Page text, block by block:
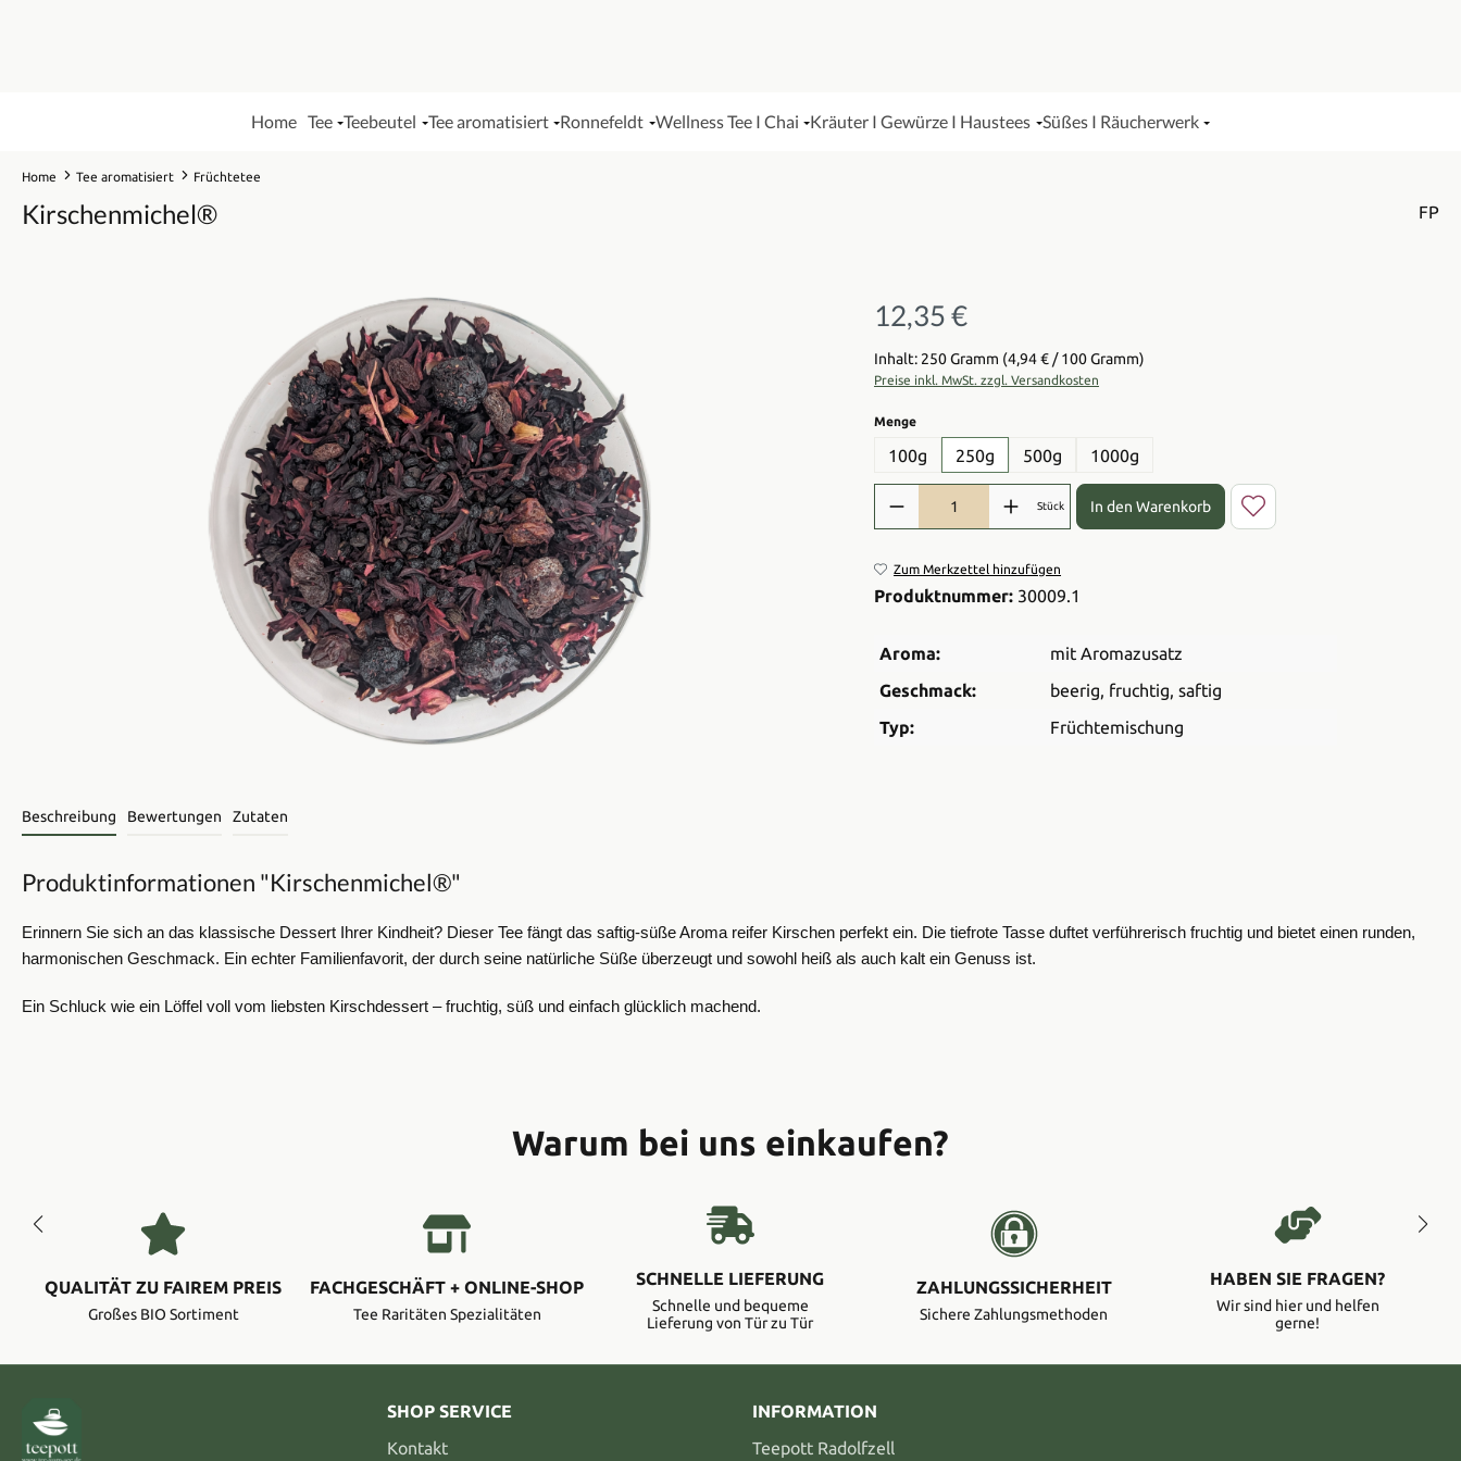
Home Tee Teebeutel Tee aromatisiert Ronnefeldt Wellness Tee I Chai Kräuter I Gewürze I Haustees Süßes I Räucherwerk
Home Tee aromatisiert Früchtetee
Kirschenmichel® FP
Regulärer Preis:
12,35 €
Inhalt: 250 Gramm (4,94 € / 100 Gramm)
Preise inkl. MwSt. zzgl. Versandkosten
Mengeauswählen
100g 250g 500g 1000g
Produkt Anzahl: Gib den gewünschten Wert ein oder benutze die
Stück In den Warenkorb
Zum Merkzettel hinzufügen
Produktnummer: 30009.1
Aroma:
mit Aromazusatz
Geschmack:
beerig, fruchtig, saftig
Typ:
Früchtemischung
Beschreibung Bewertungen Zutaten
Produktinformationen "Kirschenmichel®"
Erinnern Sie sich an das klassische Dessert Ihrer Kindheit? Dieser Tee fängt das saftig-süße Aroma reifer Kirschen perfekt ein. Die tiefrote Tasse duftet verführerisch fruchtig und bietet einen runden,
harmonischen Geschmack. Ein echter Familienfavorit, der durch seine natürliche Süße überzeugt und sowohl heiß als auch kalt ein Genuss ist.
Ein Schluck wie ein Löffel voll vom liebsten Kirschdessert – fruchtig, süß und einfach glücklich machend.
Warum bei uns einkaufen?
QUALITÄT ZU FAIREM PREIS
Großes BIO Sortiment
FACHGESCHÄFT + ONLINE-SHOP
Tee Raritäten Spezialitäten
SCHNELLE LIEFERUNG
Schnelle und bequeme
Lieferung von Tür zu Tür
ZAHLUNGSSICHERHEIT
Sichere Zahlungsmethoden
HABEN SIE FRAGEN?
Wir sind hier und helfen
gerne!
SHOP SERVICE
Kontakt
INFORMATION
Teepott Radolfzell